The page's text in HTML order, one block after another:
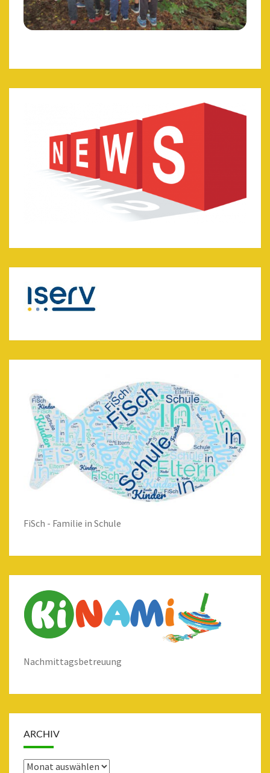
FiSch - Familie in Schule
Nachmittagsbetreuung
ARCHIV
Archiv